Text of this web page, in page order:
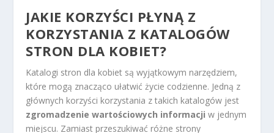
JAKIE KORZYŚCI PŁYNĄ Z
KORZYSTANIA Z KATALOGÓW
STRON DLA KOBIET?
Katalogi stron dla kobiet są wyjątkowym narzędziem,
które mogą znacząco ułatwić życie codzienne. Jedną z
głównych korzyści korzystania z takich katalogów jest
zgromadzenie wartościowych informacji w jednym
miejscu. Zamiast przeszukiwać różne strony